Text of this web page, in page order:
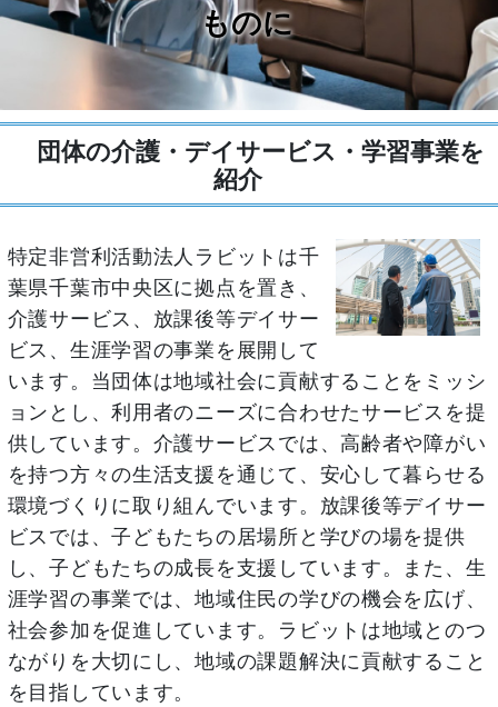
ものに
団体の介護・デイサービス・学習事業を
紹介
特定非営利活動法人ラビットは千
葉県千葉市中央区に拠点を置き、
介護サービス、放課後等デイサー
ビス、生涯学習の事業を展開して
います。当団体は地域社会に貢献することをミッシ
ョンとし、利用者のニーズに合わせたサービスを提
供しています。介護サービスでは、高齢者や障がい
を持つ方々の生活支援を通じて、安心して暮らせる
環境づくりに取り組んでいます。放課後等デイサー
ビスでは、子どもたちの居場所と学びの場を提供
し、子どもたちの成長を支援しています。また、生
涯学習の事業では、地域住民の学びの機会を広げ、
社会参加を促進しています。ラビットは地域とのつ
ながりを大切にし、地域の課題解決に貢献すること
を目指しています。